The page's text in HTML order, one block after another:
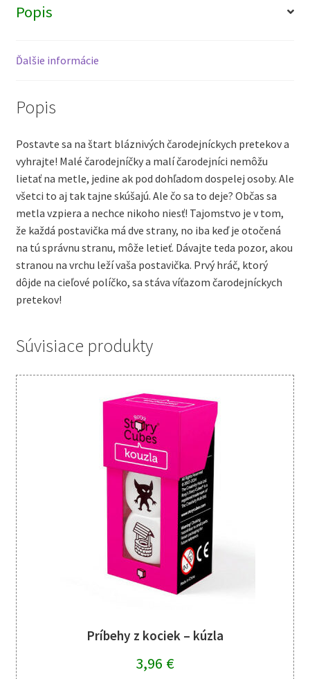
Popis
Ďalšie informácie
Popis
Postavte sa na štart bláznivých čarodejníckych pretekov a
vyhrajte! Malé čarodejníčky a malí čarodejníci nemôžu
lietať na metle, jedine ak pod dohľadom dospelej osoby. Ale
všetci to aj tak tajne skúšajú. Ale čo sa to deje? Občas sa
metla vzpiera a nechce nikoho niesť! Tajomstvo je v tom,
že každá postavička má dve strany, no iba keď je otočená
na tú správnu stranu, môže letieť. Dávajte teda pozor, akou
stranou na vrchu leží vaša postavička. Prvý hráč, ktorý
dôjde na cieľové políčko, sa stáva víťazom čarodejníckych
pretekov!
Súvisiace produkty
Príbehy z kociek – kúzla
3,96 €